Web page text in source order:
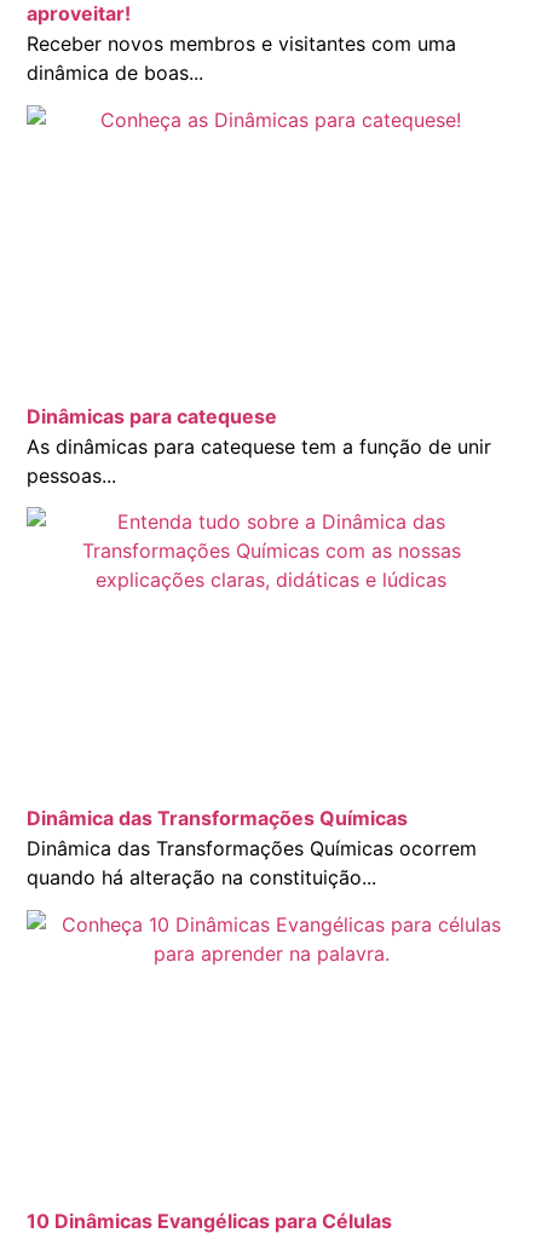
aproveitar!
Receber novos membros e visitantes com uma
dinâmica de boas...
Dinâmicas para catequese
As dinâmicas para catequese tem a função de unir
pessoas...
Dinâmica das Transformações Químicas
Dinâmica das Transformações Químicas ocorrem
quando há alteração na constituição...
10 Dinâmicas Evangélicas para Células